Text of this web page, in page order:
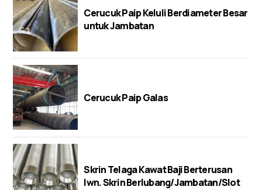
Cerucuk Paip Keluli Berdiameter Besar
untuk Jambatan
Cerucuk Paip Galas
Skrin Telaga Kawat Baji Berterusan
lwn. Skrin Berlubang/Jambatan/Slot